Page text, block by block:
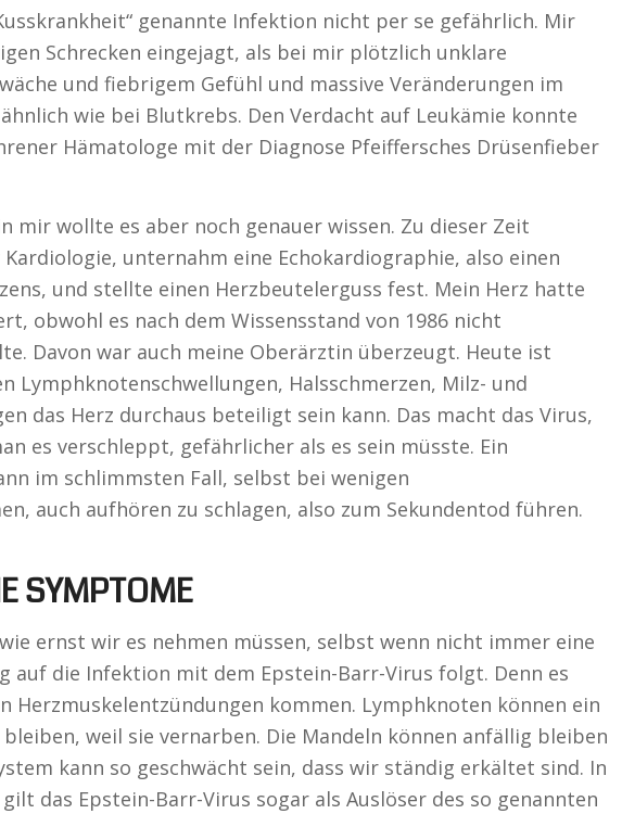
genannte Infektion nicht per se gefährlich. Mir
Schrecken eingejagt, als bei mir plötzlich unklare
und fiebrigem Gefühl und massive Veränderungen im
wie bei Blutkrebs. Den Verdacht auf Leukämie konnte
Hämatologe mit der Diagnose Pfeiffersches Drüsenfieber
mir wollte es aber noch genauer wissen. Zu dieser Zeit
unternahm eine Echokardiographie, also einen
und stellte einen Herzbeutelerguss fest. Mein Herz hatte
obwohl es nach dem Wissensstand von 1986 nicht
Davon war auch meine Oberärztin überzeugt. Heute ist
Lymphknotenschwellungen, Halsschmerzen, Milz- und
das Herz durchaus beteiligt sein kann. Das macht das Virus,
es verschleppt, gefährlicher als es sein müsste. Ein
im schlimmsten Fall, selbst bei wenigen
auch aufhören zu schlagen, also zum Sekundentod führen.
SYMPTOME
ernst wir es nehmen müssen, selbst wenn nicht immer eine
auf die Infektion mit dem Epstein-Barr-Virus folgt. Denn es
Herzmuskelentzündungen kommen. Lymphknoten können ein
weil sie vernarben. Die Mandeln können anfällig bleiben
kann so geschwächt sein, dass wir ständig erkältet sind. In
das Epstein-Barr-Virus sogar als Auslöser des so genannten